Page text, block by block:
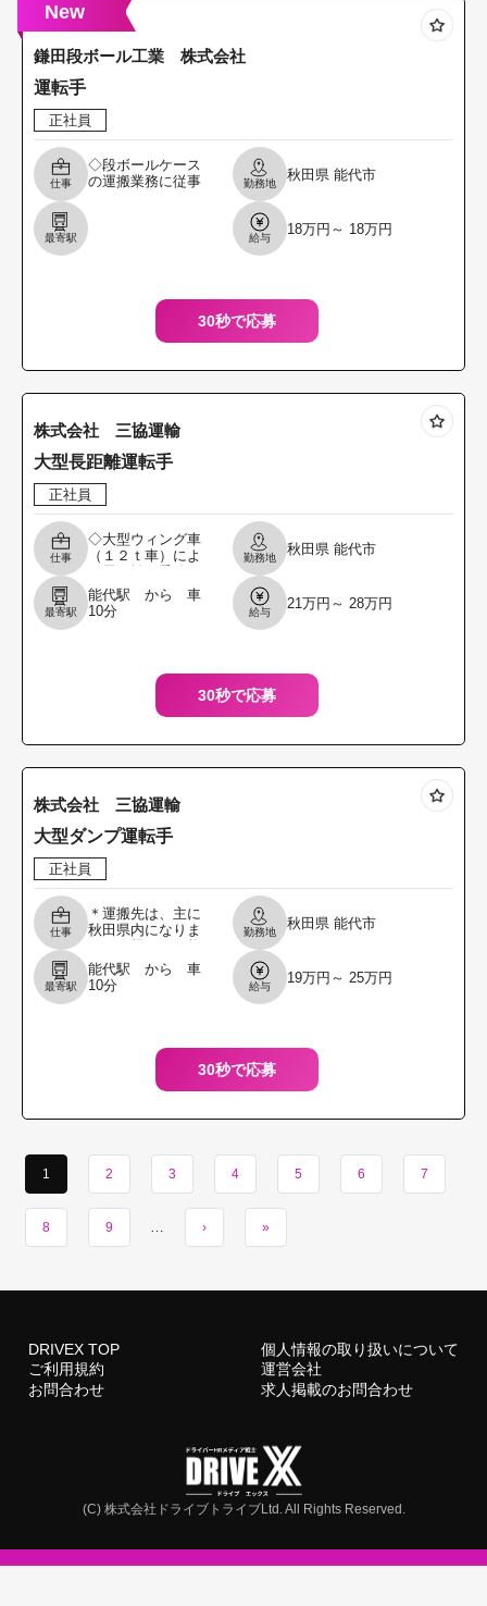
New
鎌田段ボール工業 株式会社
運転手
正社員
仕事
◇段ボールケース
の運搬業務に従事
勤務地
秋田県 能代市
最寄駅 給与
18万円～ 18万円
30秒で応募
株式会社 三協運輸
大型長距離運転手
正社員
仕事
◇大型ウィング車
（１２ｔ車）によ
従事していた だき
ます。 ＊運搬物は
野菜・米・医薬品
勤務地
秋田県 能代市
最寄駅
能代駅 から 車
10分
給与
21万円～ 28万円
30秒で応募
株式会社 三協運輸
大型ダンプ運転手
正社員
仕事
＊運搬先は、主に
秋田県内になりま
な距離への運 搬業
務です。まれに県
外の現場（岩手）
勤務地
秋田県 能代市
最寄駅
能代駅 から 車
10分
給与
19万円～ 25万円
30秒で応募
1 2 3 4 5 6 7
8 9 … › »
DRIVEX TOP
個人情報の取り扱いについて
ご利用規約
運営会社
お問合わせ
求人掲載のお問合わせ
(C) 株式会社ドライブトライブLtd. All Rights Reserved.